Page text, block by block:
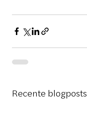
Recente blogposts